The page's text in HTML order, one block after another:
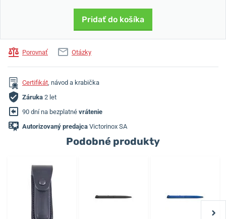
Pridať do košíka
Porovnať Otázky
Certifikát, návod a krabička
Záruka 2 let
90 dní na bezplatné vrátenie
Autorizovaný predajca Victorinox SA
Podobné produkty